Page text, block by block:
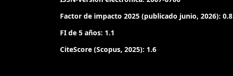
Factor de impacto 2025 (publicado junio, 2026): 0.8
FI de 5 años: 1.1
CiteScore (Scopus, 2025): 1.6